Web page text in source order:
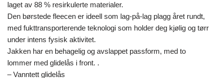
laget av 88 % resirkulerte materialer.
Den børstede fleecen er ideell som lag-på-lag plagg året rundt,
med fukttransporterende teknologi som holder deg kjølig og tørr
under intens fysisk aktivitet.
Jakken har en behagelig og avslappet passform, med to
lommer med glidelås i front. .
– Vanntett glidelås